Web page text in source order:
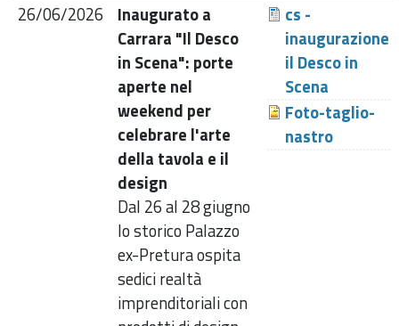
26/06/2026
Inaugurato a
Carrara "Il Desco
in Scena": porte
aperte nel
weekend per
celebrare l'arte
della tavola e il
design
Dal 26 al 28 giugno
lo storico Palazzo
ex-Pretura ospita
sedici realtà
imprenditoriali con
cs -
inaugurazione
il Desco in
Scena
Foto-taglio-
nastro